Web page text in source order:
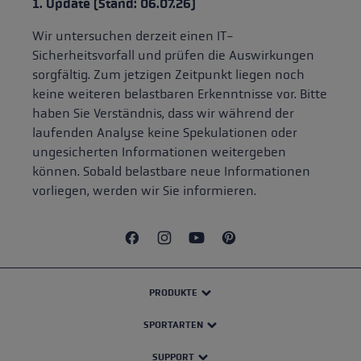
1. Update (Stand: 06.07.26)
Wir untersuchen derzeit einen IT-
Sicherheitsvorfall und prüfen die Auswirkungen
sorgfältig. Zum jetzigen Zeitpunkt liegen noch
keine weiteren belastbaren Erkenntnisse vor. Bitte
haben Sie Verständnis, dass wir während der
laufenden Analyse keine Spekulationen oder
ungesicherten Informationen weitergeben
können. Sobald belastbare neue Informationen
vorliegen, werden wir Sie informieren.
PRODUKTE
SPORTARTEN
SUPPORT